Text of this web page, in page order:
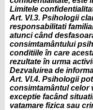
Limitele
Art. VI.3. Psihologii
responsabilitati
atunci când
consimtamântului
conditiile în care
rezultate în urma
Dezvaluirea de
Art. VI.4. Psihologii
consimtamântul celor
exceptie facând
vatamare fizica sau